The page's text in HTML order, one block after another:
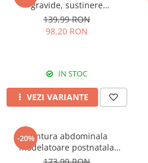
gravide, sustinere
abdominala in timpul sarcinii,
White
139,99 RON
98,20 RON
IN STOC
VEZI VARIANTE
-20%Centura abdominala
modelatoare postnatala
PREMIUM, prindere velcro,